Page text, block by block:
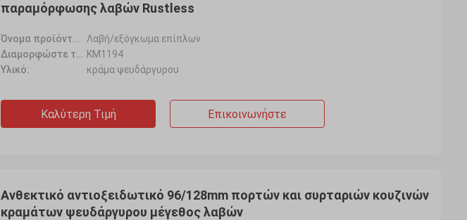
παραμόρφωσης λαβών Rustless
Λαβή/εξόγκωμα επίπλων
KM1194
Υλικό:
κράμα ψευδάργυρου
Καλύτερη Τιμή Επικοινωνήστε
Ανθεκτικό αντιοξειδωτικό 96/128mm πορτών και συρταριών κουζινών
κραμάτων ψευδάργυρου μέγεθος λαβών